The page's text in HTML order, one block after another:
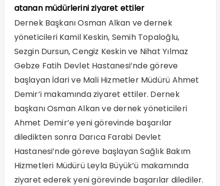
atanan müdürlerini ziyaret ettiler
Dernek Başkanı Osman Alkan ve dernek
yöneticileri Kamil Keskin, Semih Topaloğlu,
Sezgin Dursun, Cengiz Keskin ve Nihat Yılmaz
Gebze Fatih Devlet Hastanesi’nde göreve
başlayan İdari ve Mali Hizmetler Müdürü Ahmet
Demir’i makamında ziyaret ettiler. Dernek
başkanı Osman Alkan ve dernek yöneticileri
Ahmet Demir’e yeni görevinde başarılar
diledikten sonra Darıca Farabi Devlet
Hastanesi’nde göreve başlayan Sağlık Bakım
Hizmetleri Müdürü Leyla Büyük’ü makamında
ziyaret ederek yeni görevinde başarılar dilediler.